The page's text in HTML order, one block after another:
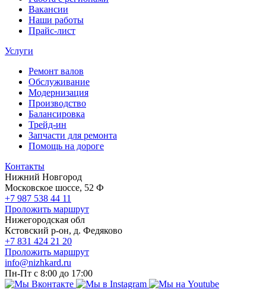
Вакансии
Наши работы
Прайс-лист
Услуги
Ремонт валов
Обслуживание
Модернизация
Производство
Балансировка
Трейд-ин
Запчасти для ремонта
Помощь на дороге
Контакты
Нижний Новгород
Московское шоссе, 52 Ф
+7 987 538 44 11
Проложить маршрут
Нижегородская обл
Кстовский р-он, д. Федяково
+7 831 424 21 20
Проложить маршрут
info@nizhkard.ru
Пн-Пт с 8:00 до 17:00